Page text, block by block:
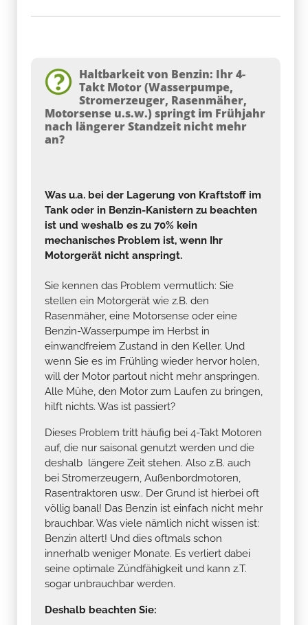
Haltbarkeit von Benzin: Ihr 4-
Takt Motor (Wasserpumpe,
Stromerzeuger, Rasenmäher,
Motorsense u.s.w.) springt im Frühjahr
nach längerer Standzeit nicht mehr
an?
Was u.a. bei der Lagerung von Kraftstoff im
Tank oder in Benzin-Kanistern zu beachten
ist und weshalb es zu 70% kein
mechanisches Problem ist, wenn Ihr
Motorgerät nicht anspringt.
Sie kennen das Problem vermutlich: Sie
stellen ein Motorgerät wie z.B. den
Rasenmäher, eine Motorsense oder eine
Benzin-Wasserpumpe im Herbst in
einwandfreiem Zustand in den Keller. Und
wenn Sie es im Frühling wieder hervor holen,
will der Motor partout nicht mehr anspringen.
Alle Mühe, den Motor zum Laufen zu bringen,
hilft nichts. Was ist passiert?
Dieses Problem tritt häufig bei 4-Takt Motoren
auf, die nur saisonal genutzt werden und die
deshalb längere Zeit stehen. Also z.B. auch
bei Stromerzeugern, Außenbordmotoren,
Rasentraktoren usw.. Der Grund ist hierbei oft
völlig banal! Das Benzin ist einfach nicht mehr
brauchbar. Was viele nämlich nicht wissen ist:
Benzin altert! Und dies oftmals schon
innerhalb weniger Monate. Es verliert dabei
seine optimale Zündfähigkeit und kann z.T.
sogar unbrauchbar werden.
Deshalb beachten Sie: